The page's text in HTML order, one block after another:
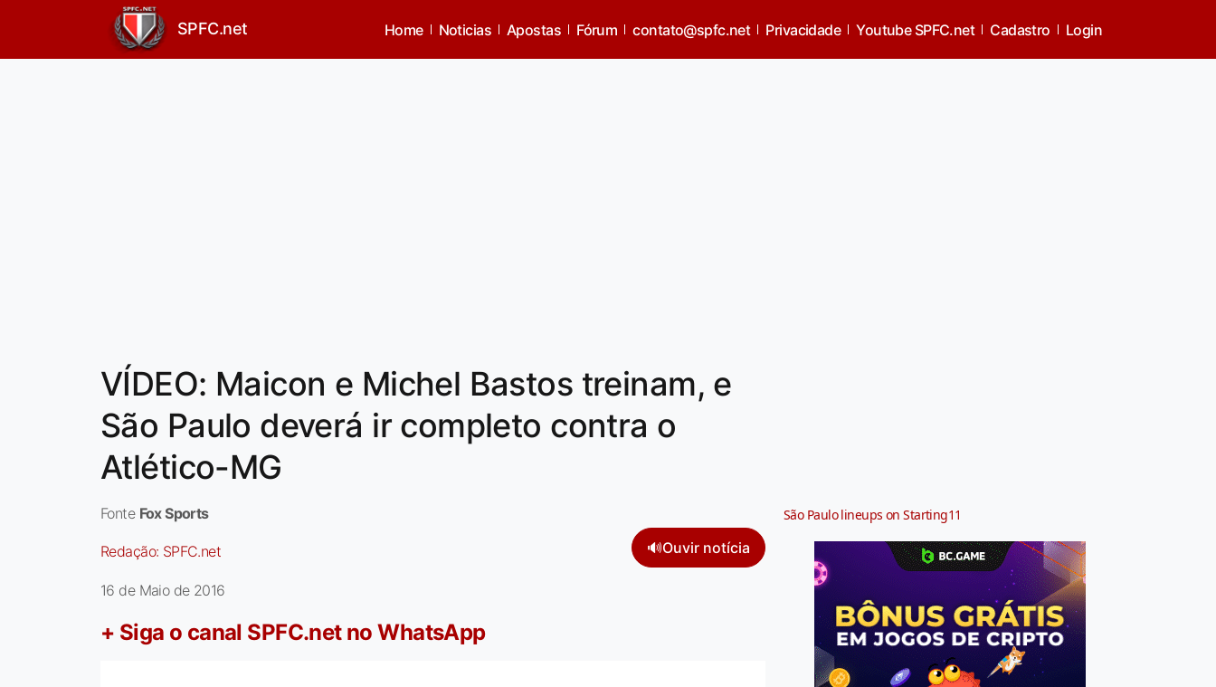
SPFC.net Home Noticias Apostas Fórum contato@spfc.net Privacidade Youtube SPFC.net Cadastro Login
VÍDEO: Maicon e Michel Bastos treinam, e
São Paulo deverá ir completo contra o
Atlético-MG
Fonte Fox Sports
Redação: SPFC.net 🔊Ouvir notícia
16 de Maio de 2016
+ Siga o canal SPFC.net no WhatsApp
São Paulo lineups on Starting11